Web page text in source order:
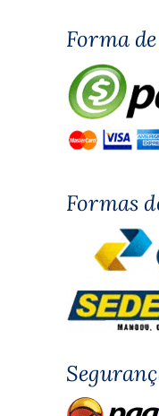
Forma
Formas